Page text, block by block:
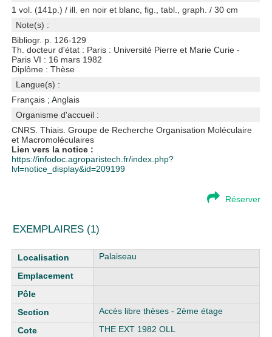
1 vol. (141p.) / ill. en noir et blanc, fig., tabl., graph. / 30 cm
Note(s) :
Bibliogr. p. 126-129
Th. docteur d'état : Paris : Université Pierre et Marie Curie -
Paris VI : 16 mars 1982
Diplôme : Thèse
Langue(s) :
Français ;Anglais
Organisme d'accueil :
CNRS. Thiais. Groupe de Recherche Organisation Moléculaire
et Macromoléculaires
Lien vers la notice :
https://infodoc.agroparistech.fr/index.php?
lvl=notice_display&id=209199
Réserver
EXEMPLAIRES (1)
Liste des exemplaires Palaiseau
Accès libre thèses - 2ème étage
THE EXT 1982 OLL